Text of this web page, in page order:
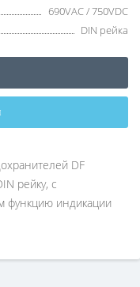
690VAC / 750VDC
DIN рейка
DF
рейку, с
функцию индикации